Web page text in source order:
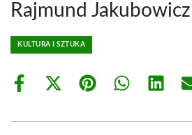
Rajmund Jakubowicz
KULTURA I SZTUKA
Share
Share
(Twitter)
Share Share Share